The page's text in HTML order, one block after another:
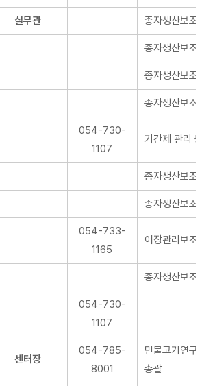
실무관 종자생산보조
종자생산보조
종자생산보조
종자생산보조
054-730-
1107
기간제 관리
종자생산보조
종자생산보조
054-733-
1165
어장관리보조
종자생산보조
054-730-
1107
센터장
054-785-
8001
민물고기연구
총괄